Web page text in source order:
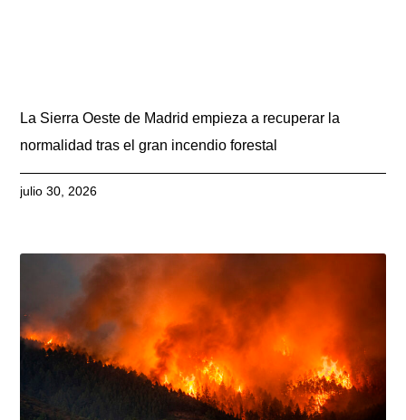
La Sierra Oeste de Madrid empieza a recuperar la
normalidad tras el gran incendio forestal
julio 30, 2026